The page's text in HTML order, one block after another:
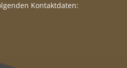
Kontaktdaten: